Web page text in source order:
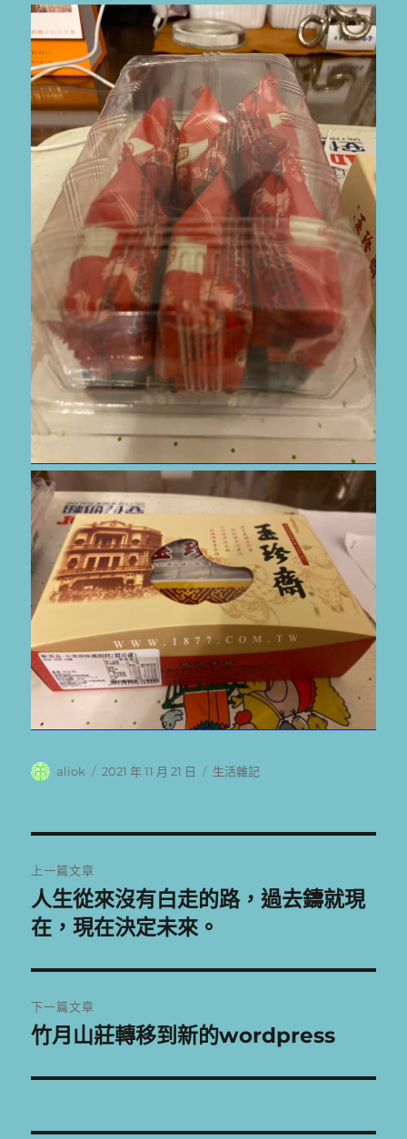
作
aliok
發
2021 年 11 月 21 日
分
生活雜記
章
導
覽
上一篇文章
上
一
文
章:
人生從來沒有白走的路，過去鑄就現
在，現在決定未來。
下一篇文章
下
篇
竹月山莊轉移到新的wordpress